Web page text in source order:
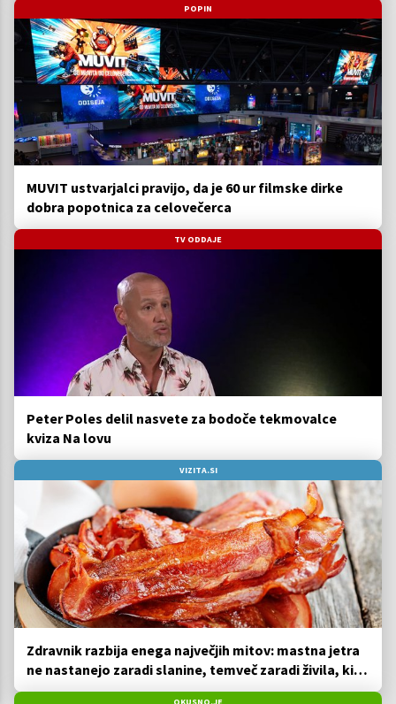
POPIN
MUVIT ustvarjalci pravijo, da je 60 ur filmske dirke
dobra popotnica za celovečerca
TV ODDAJE
Peter Poles delil nasvete za bodoče tekmovalce
kviza Na lovu
VIZITA.SI
Zdravnik razbija enega največjih mitov: mastna jetra
ne nastanejo zaradi slanine, temveč zaradi živila, ki
ga imamo vsi radi
OKUSNO.JE